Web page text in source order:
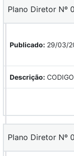
Plano Diretor Nº
Publicado: 29/03/
Descrição:
Plano Diretor Nº